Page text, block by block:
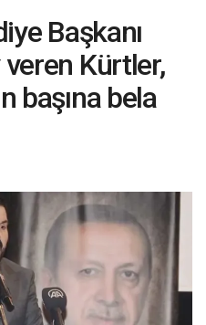
Başkanı
veren Kürtler,
başına bela